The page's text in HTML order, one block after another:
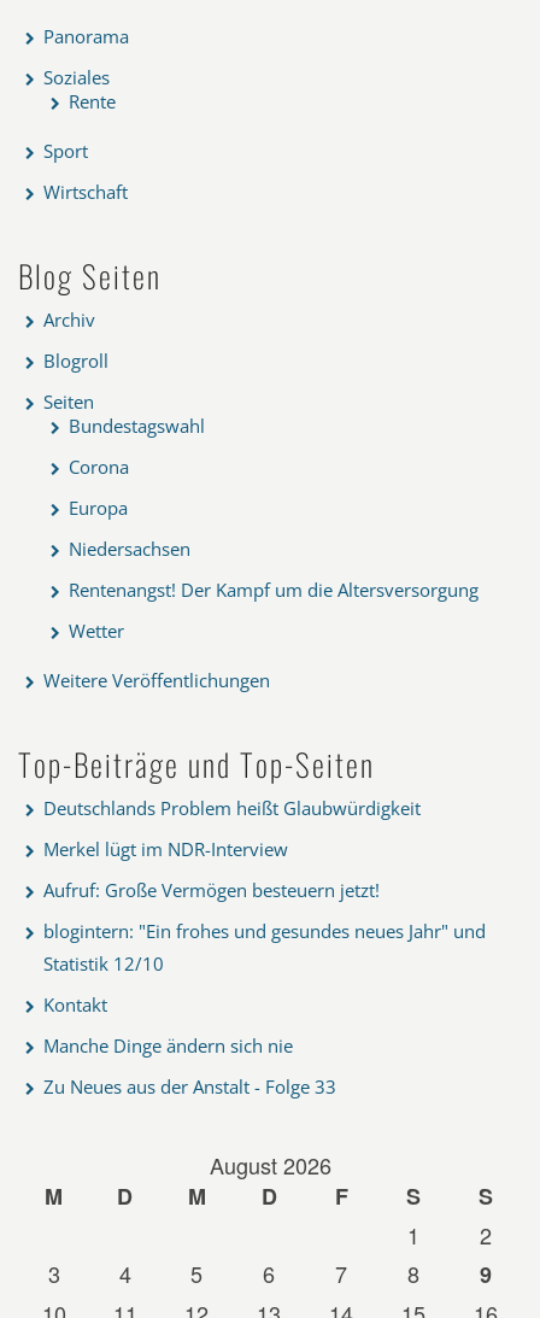
Panorama
Soziales
Rente
Sport
Wirtschaft
Blog Seiten
Archiv
Blogroll
Seiten
Bundestagswahl
Corona
Europa
Niedersachsen
Rentenangst! Der Kampf um die Altersversorgung
Wetter
Weitere Veröffentlichungen
Top-Beiträge und Top-Seiten
Deutschlands Problem heißt Glaubwürdigkeit
Merkel lügt im NDR-Interview
Aufruf: Große Vermögen besteuern jetzt!
blogintern: "Ein frohes und gesundes neues Jahr" und
Statistik 12/10
Kontakt
Manche Dinge ändern sich nie
Zu Neues aus der Anstalt - Folge 33
August 2026
M
D M D F S
S
1
2
3
4 5 6 7 8
9